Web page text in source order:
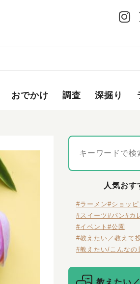
おでかけ 調査 深掘り
人気おす
#ラーメン#ショッピ
#スイーツ#パン#カ
#イベント #公園
#教えたい／教えて
#教えたい/こんなの